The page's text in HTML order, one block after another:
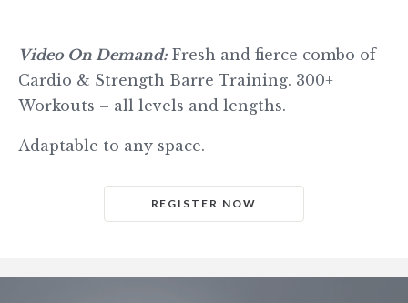
Video On Demand: Fresh and fierce combo of
Cardio & Strength Barre Training. 300+
Workouts – all levels and lengths.
Adaptable to any space.
REGISTER NOW